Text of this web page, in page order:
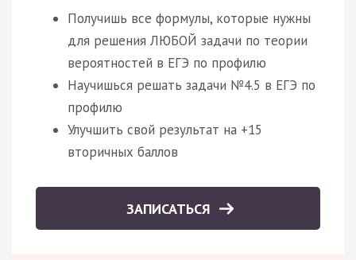
Получишь все формулы, которые нужны
для решения ЛЮБОЙ задачи по теории
вероятностей в ЕГЭ по профилю
Научишься решать задачи №4.5 в ЕГЭ по
профилю
Улучшить свой результат на +15
вторичных баллов
ЗАПИСАТЬСЯ